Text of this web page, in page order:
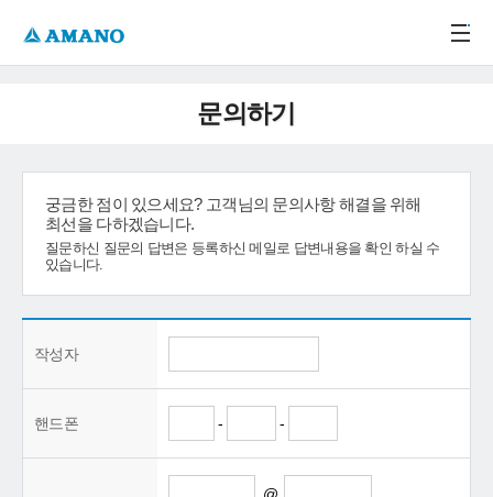
문의하기
궁금한 점이 있으세요? 고객님의 문의사항 해결을 위해
최선을 다하겠습니다.
질문하신 질문의 답변은 등록하신 메일로 답변내용을 확인 하실 수
있습니다.
작성자
핸드폰 - -